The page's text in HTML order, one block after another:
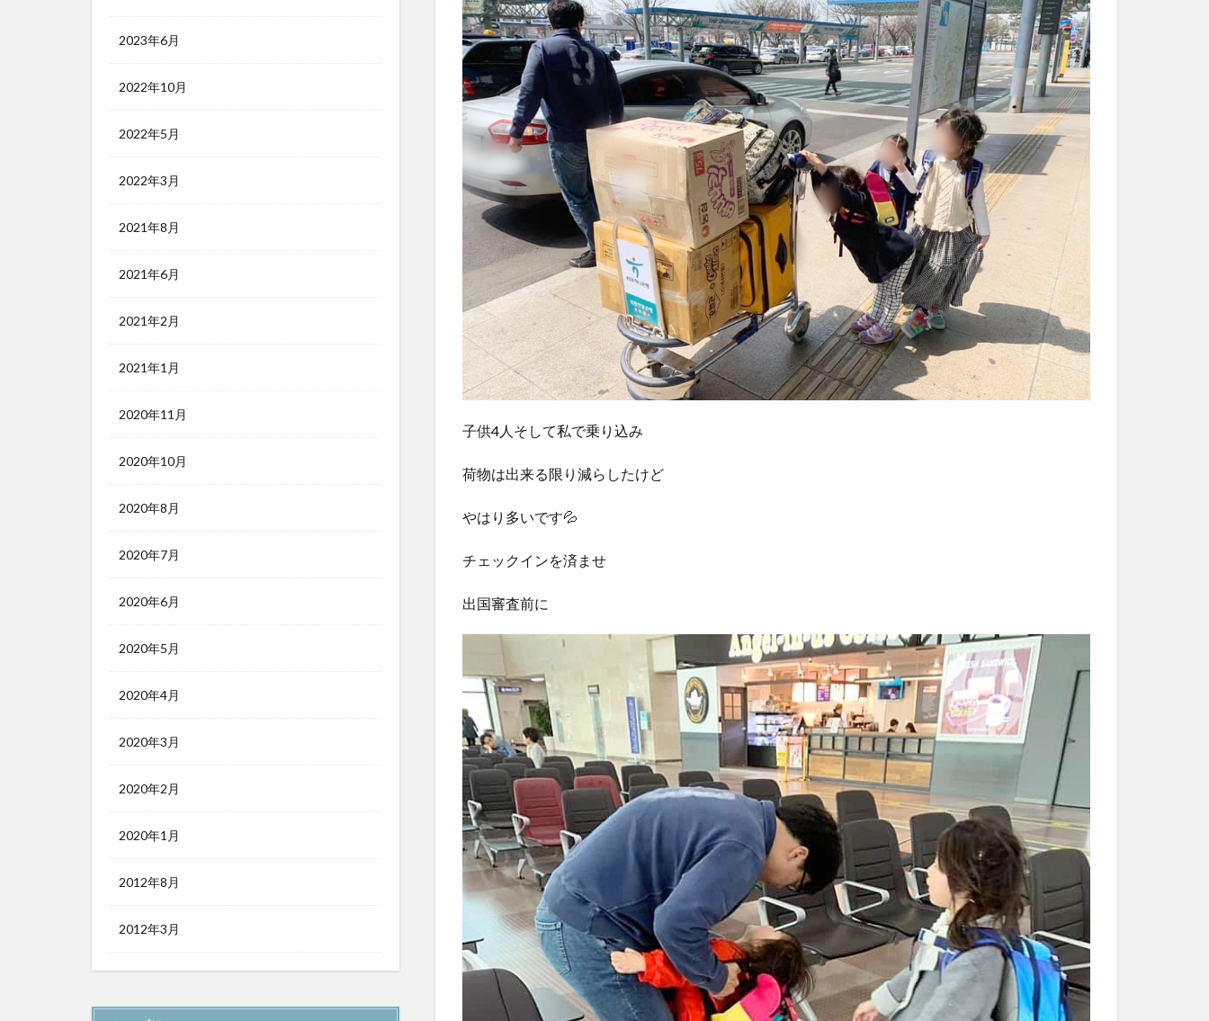
子供4人そして私で乗り込み
荷物は出来る限り減らしたけど
やはり多いです💦
チェックインを済ませ
出国審査前に
2023年6月
2022年10月
2022年5月
2022年3月
2021年8月
2021年6月
2021年2月
2021年1月
2020年11月
2020年10月
2020年8月
2020年7月
2020年6月
2020年5月
2020年4月
2020年3月
2020年2月
2020年1月
2012年8月
2012年3月